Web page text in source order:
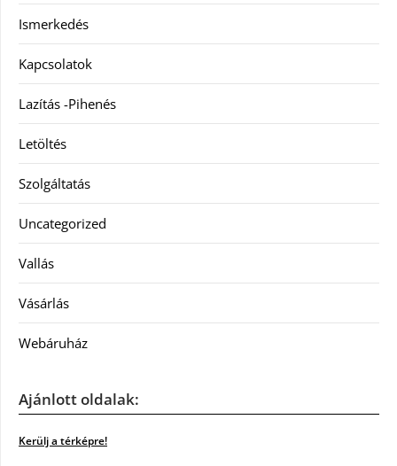
Ismerkedés
Kapcsolatok
Lazítás -Pihenés
Letöltés
Szolgáltatás
Uncategorized
Vallás
Vásárlás
Webáruház
Ajánlott oldalak:
Kerülj a térképre!